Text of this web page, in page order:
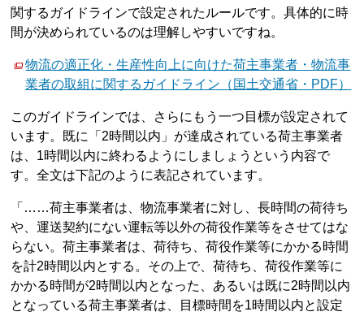
関するガイドラインで設定されたルールです。具体的に時
間が決められているのは理解しやすいですね。
物流の適正化・生産性向上に向けた荷主事業者・物流事
業者の取組に関するガイドライン（国土交通省・PDF）
このガイドラインでは、さらにもう一つ目標が設定されて
います。既に「2時間以内」が達成されている荷主事業者
は、1時間以内に終わるようにしましょうという内容で
す。全文は下記のように表記されています。
「……荷主事業者は、物流事業者に対し、長時間の荷待ち
や、運送契約にない運転等以外の荷役作業等をさせてはな
らない。荷主事業者は、荷待ち、荷役作業等にかかる時間
を計2時間以内とする。その上で、荷待ち、荷役作業等に
かかる時間が2時間以内となった、あるいは既に2時間以内
となっている荷主事業者は、目標時間を1時間以内と設定